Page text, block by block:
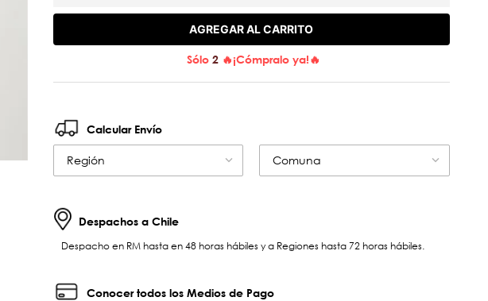
AGREGAR AL CARRITO
Sólo 2🔥¡Cómpralo ya!🔥
Calcular Envío
Región Comuna
Despachos a Chile
Despacho en RM hasta en 48 horas hábiles y a Regiones hasta 72 horas hábiles.
Conocer todos los Medios de Pago